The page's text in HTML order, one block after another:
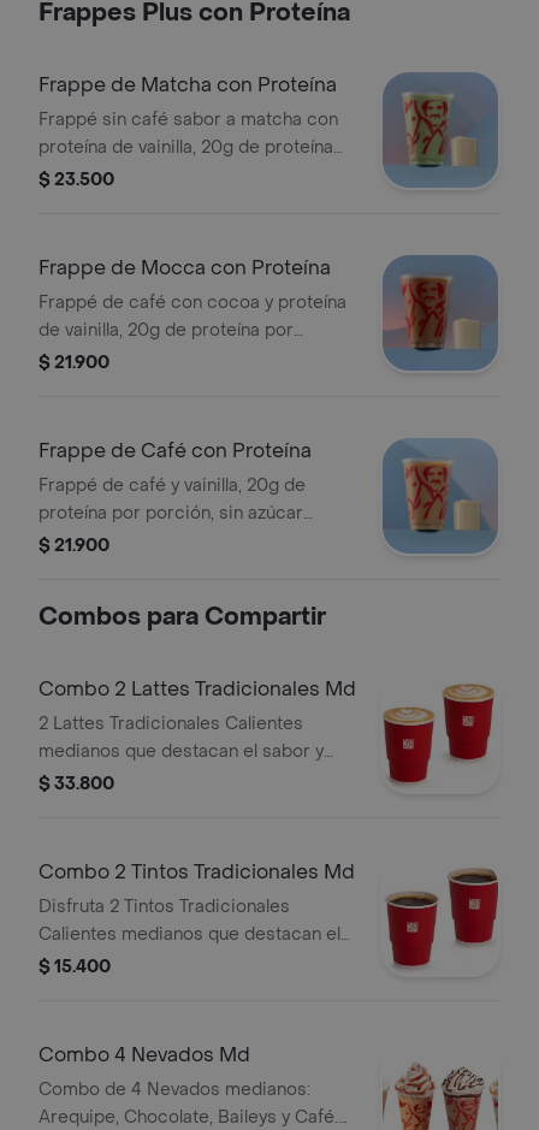
Frappes Plus con Proteína
Frappe de Matcha con Proteína
Frappé sin café sabor a matcha con
proteína de vainilla, 20g de proteína
por porción, sin azúcar añadida,
$ 23.500
Frappe de Mocca con Proteína
Frappé de café con cocoa y proteína
de vainilla, 20g de proteína por
porción, sin azúcar añadida, textura
$ 21.900
Frappe de Café con Proteína
Frappé de café y vainilla, 20g de
proteína por porción, sin azúcar
añadida. Textura granizada y
$ 21.900
Combos para Compartir
Combo 2 Lattes Tradicionales Md
2 Lattes Tradicionales Calientes
medianos que destacan el sabor y
aroma del café Juan Valdez.
$ 33.800
Combo 2 Tintos Tradicionales Md
Disfruta 2 Tintos Tradicionales
Calientes medianos que destacan el
sabor y aroma del café Juan Valdez.
$ 15.400
Combo 4 Nevados Md
Combo de 4 Nevados medianos:
Arequipe, Chocolate, Baileys y Café.